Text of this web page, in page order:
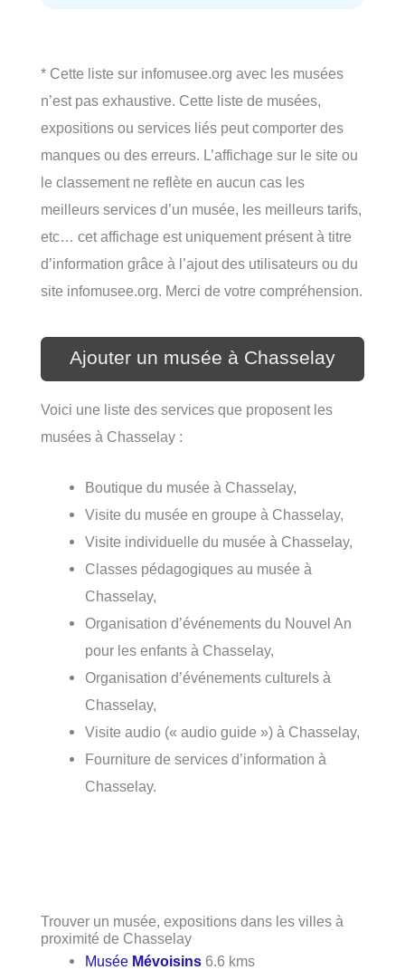
* Cette liste sur infomusee.org avec les musées
n’est pas exhaustive. Cette liste de musées,
expositions ou services liés peut comporter des
manques ou des erreurs. L’affichage sur le site ou
le classement ne reflète en aucun cas les
meilleurs services d’un musée, les meilleurs tarifs,
etc… cet affichage est uniquement présent à titre
d’information grâce à l’ajout des utilisateurs ou du
site infomusee.org. Merci de votre compréhension.
Ajouter un musée à Chasselay
Voici une liste des services que proposent les
musées à Chasselay :
Boutique du musée à Chasselay,
Visite du musée en groupe à Chasselay,
Visite individuelle du musée à Chasselay,
Classes pédagogiques au musée à
Chasselay,
Organisation d’événements du Nouvel An
pour les enfants à Chasselay,
Organisation d’événements culturels à
Chasselay,
Visite audio (« audio guide ») à Chasselay,
Fourniture de services d’information à
Chasselay.
Trouver un musée, expositions dans les villes à
proximité de Chasselay
Musée Mévoisins 6.6 kms